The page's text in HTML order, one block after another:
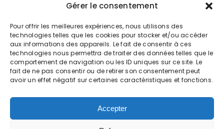
Gérer le consentement
Pour offrir les meilleures expériences, nous utilisons des
technologies telles que les cookies pour stocker et/ou accéder
aux informations des appareils. Le fait de consentir à ces
technologies nous permettra de traiter des données telles que le
comportement de navigation ou les ID uniques sur ce site. Le
fait de ne pas consentir ou de retirer son consentement peut
avoir un effet négatif sur certaines caractéristiques et fonctions.
Accepter
Envoyer
Informations légales
Politique de cookies (UE)